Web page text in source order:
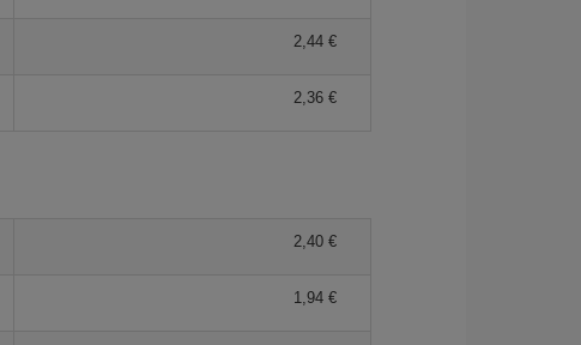
2,44 €
2,36 €
2,40 €
1,94 €